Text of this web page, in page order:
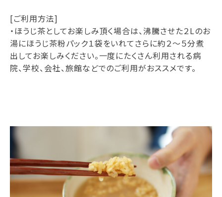
[ご利用方法]
・ほうじ茶としてお楽しみ頂く場合は、沸騰させた２Lのお
湯にほうじ茶粉パック１袋をいれてさらに約２～５分煮
出してお楽しみください。一度にたくさん利用される病
院、学校、会社、旅館などでのご利用がおススメです。